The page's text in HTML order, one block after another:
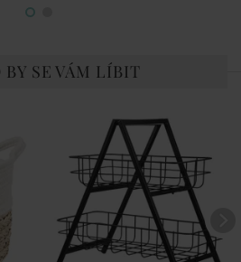
SE VÁM LÍBIT